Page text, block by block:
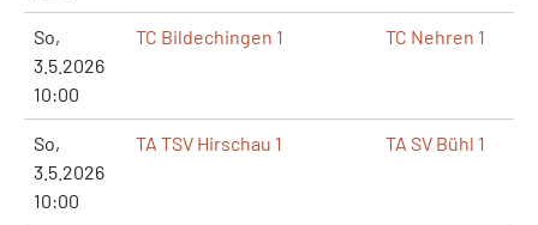
So,
3.5.2026
10:00
TC Bildechingen 1 TC Nehren 1
So,
3.5.2026
10:00
TA TSV Hirschau 1 TA SV Bühl 1